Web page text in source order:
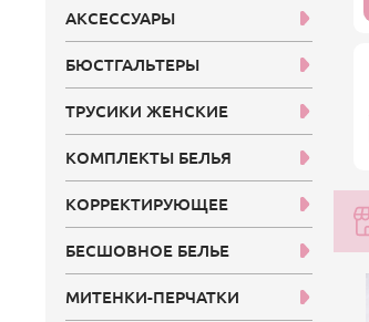
АКСЕССУАРЫ
БЮСТГАЛЬТЕРЫ
ТРУСИКИ ЖЕНСКИЕ
КОМПЛЕКТЫ БЕЛЬЯ
КОРРЕКТИРУЮЩЕЕ
БЕСШОВНОЕ БЕЛЬЕ
МИТЕНКИ-ПЕРЧАТКИ